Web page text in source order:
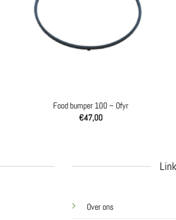
Food bumper 100 – Ofyr
€47,00
Over ons